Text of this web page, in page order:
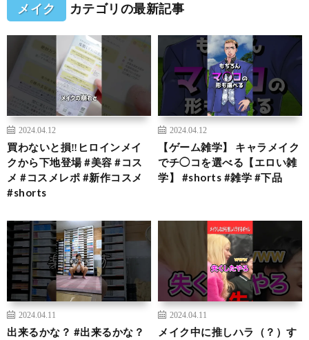
メイク カテゴリの最新記事
2024.04.12
買わないと損‼️ヒロインメイ
クから下地登場 #美容 #コス
メ #コスメレポ #新作コスメ
#shorts
2024.04.12
【ゲーム雑学】 キャラメイク
でチ◯コを選べる【エロい雑
学】 #shorts #雑学 #下品
2024.04.11
出来るかな？ #出来るかな？
2024.04.11
メイク中に推しハラ（？）す